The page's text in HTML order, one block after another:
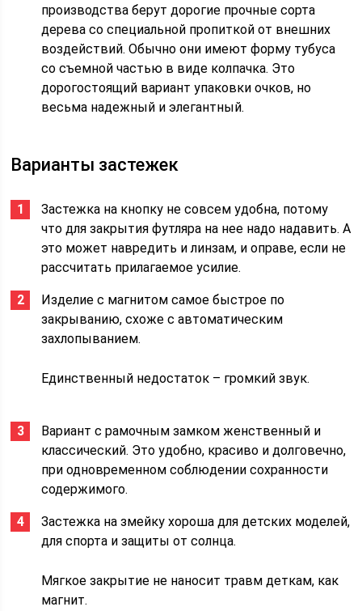
производства берут дорогие прочные сорта
дерева со специальной пропиткой от внешних
воздействий. Обычно они имеют форму тубуса
со съемной частью в виде колпачка. Это
дорогостоящий вариант упаковки очков, но
весьма надежный и элегантный.
Варианты застежек
Застежка на кнопку не совсем удобна, потому
что для закрытия футляра на нее надо надавить. А
это может навредить и линзам, и оправе, если не
рассчитать прилагаемое усилие.
Изделие с магнитом самое быстрое по
закрыванию, схоже с автоматическим
захлопыванием.
Единственный недостаток – громкий звук.
Вариант с рамочным замком женственный и
классический. Это удобно, красиво и долговечно,
при одновременном соблюдении сохранности
содержимого.
Застежка на змейку хороша для детских моделей,
для спорта и защиты от солнца.
Мягкое закрытие не наносит травм деткам, как
магнит.